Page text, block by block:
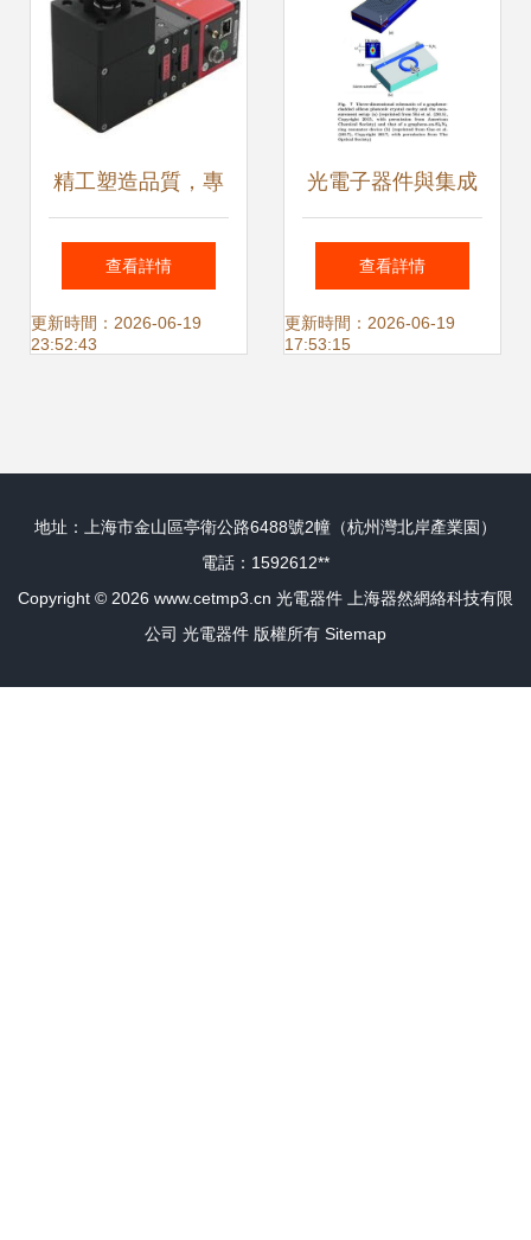
精工塑造品質，專
利成就獨家——安
特激光引領優質光
查看詳情
更新時間：2026-06-19
23:52:43
光電子器件與集成
技術進展——紀念
陳良惠院士2019年
查看詳情
更新時間：2026-06-19
17:53:15
地址：上海市金山區亭衛公路6488號2幢（杭州灣北岸產業園）
電話：1592612**
Copyright © 2026 www.cetmp3.cn 光電器件
上海器然網絡科技有限
公司 光電器件 版權所有 Sitemap